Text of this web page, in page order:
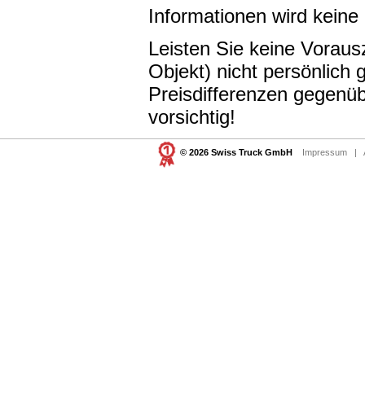
Informationen wird
Leisten Sie keine
Objekt) nicht persönlich
Preisdifferenzen
vorsichtig!
© 2026 Swiss Truck GmbH Impressum |